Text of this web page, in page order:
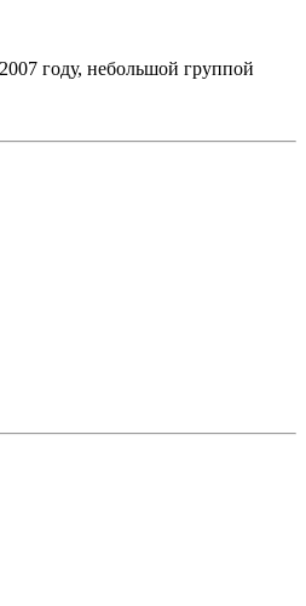
году, небольшой группой